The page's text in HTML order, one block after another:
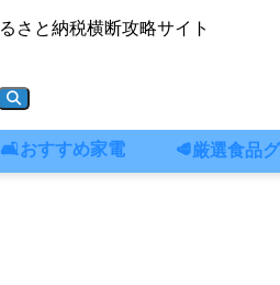
さと納税横断攻略サイト
🛋️おすすめ家電 🥩厳選食品